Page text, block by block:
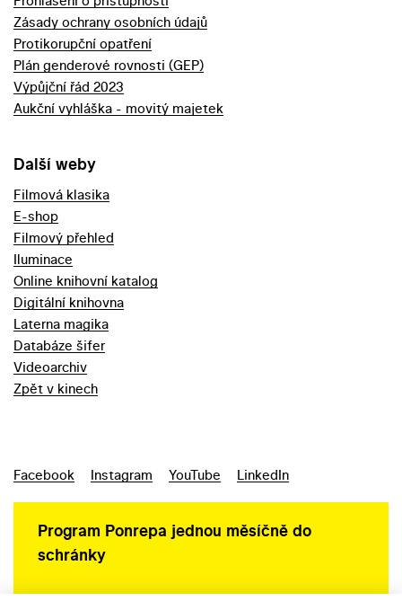
Zásady ochrany osobních údajů
Protikorupční opatření
Plán genderové rovnosti (GEP)
Výpůjční řád 2023
Aukční vyhláška - movitý majetek
Další weby
Filmová klasika
E-shop
Filmový přehled
Iluminace
Online knihovní katalog
Digitální knihovna
Laterna magika
Databáze šifer
Videoarchiv
Zpět v kinech
Facebook Instagram YouTube LinkedIn
Program Ponrepa jednou měsíčně do
schránky